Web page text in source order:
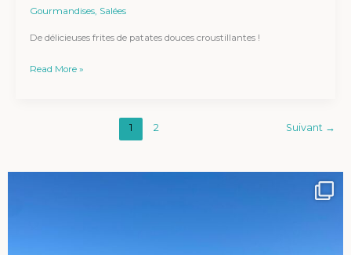
Gourmandises, Salées
De délicieuses frites de patates douces croustillantes !
Read More »
1 2 Suivant →